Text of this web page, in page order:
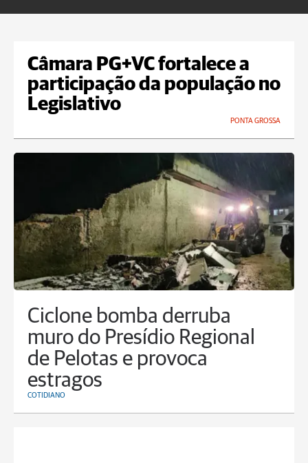
Câmara PG+VC fortalece a
participação da população no
Legislativo
PONTA GROSSA
Ciclone bomba derruba
muro do Presídio Regional
de Pelotas e provoca
estragos
COTIDIANO